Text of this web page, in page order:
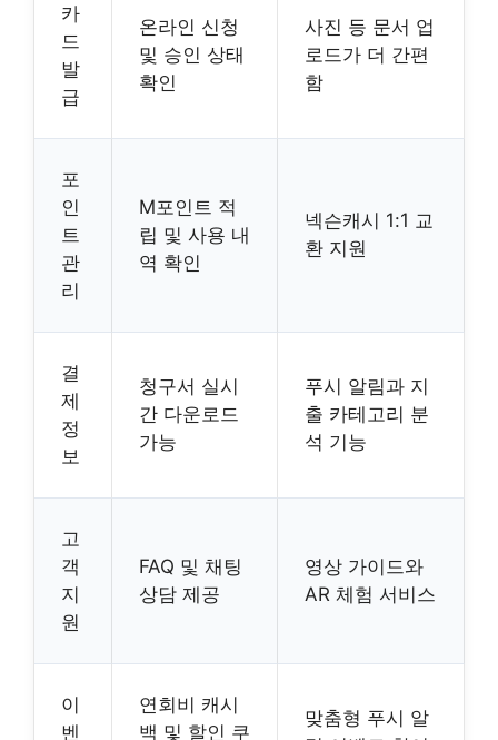
카
드
발
급
온라인 신청
및 승인 상태
확인
사진 등 문서 업
로드가 더 간편
함
포
인
트
관
리
M포인트 적
립 및 사용 내
역 확인
넥슨캐시 1:1 교
환 지원
결
제
정
보
청구서 실시
간 다운로드
가능
푸시 알림과 지
출 카테고리 분
석 기능
고
객
지
원
FAQ 및 채팅
상담 제공
영상 가이드와
AR 체험 서비스
이
벤
연회비 캐시
백 및 할인 쿠
맞춤형 푸시 알